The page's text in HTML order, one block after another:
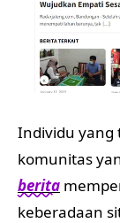
Individu yang
komunitas
berita
keberadaan